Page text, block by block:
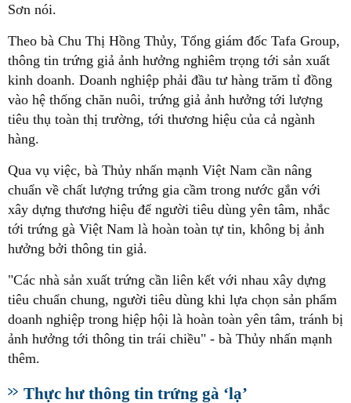
Sơn nói.
Theo bà Chu Thị Hồng Thủy, Tổng giám đốc Tafa Group,
thông tin trứng giả ảnh hưởng nghiêm trọng tới sản xuất
kinh doanh. Doanh nghiệp phải đầu tư hàng trăm tỉ đồng
vào hệ thống chăn nuôi, trứng giả ảnh hưởng tới lượng
tiêu thụ toàn thị trường, tới thương hiệu của cả ngành
hàng.
Qua vụ việc, bà Thủy nhấn mạnh Việt Nam cần nâng
chuẩn về chất lượng trứng gia cầm trong nước gắn với
xây dựng thương hiệu để người tiêu dùng yên tâm, nhắc
tới trứng gà Việt Nam là hoàn toàn tự tin, không bị ảnh
hưởng bởi thông tin giả.
"Các nhà sản xuất trứng cần liên kết với nhau xây dựng
tiêu chuẩn chung, người tiêu dùng khi lựa chọn sản phẩm
doanh nghiệp trong hiệp hội là hoàn toàn yên tâm, tránh bị
ảnh hưởng tới thông tin trái chiều" - bà Thủy nhấn mạnh
thêm.
Thực hư thông tin trứng gà ‘lạ’